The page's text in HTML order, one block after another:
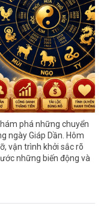
phá những chuyển
ngày Giáp Dần. Hôm
vận trình khởi sắc rõ
những biến động và